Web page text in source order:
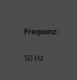
Frequenz:
50 Hz